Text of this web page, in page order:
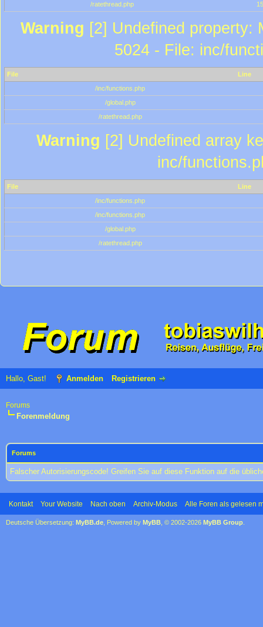
/ratethread.php
15
Warning [2] Undefined property:
5024 - File: inc/
File
Line
/inc/functions.php
/global.php
/ratethread.php
Warning [2] Undefined array
inc/
File
Line
/inc/functions.php
/inc/functions.php
/global.php
/ratethread.php
Hallo, Gast! Anmelden Registrieren
Forums
Forenmeldung
Forums
Falscher Autorisierungscode! Greifen Sie auf diese Funktion auf die
Kontakt Your Website Nach oben Archiv-Modus Alle Foren als gelesen
Deutsche Übersetzung: MyBB.de , Powered by MyBB , © 2002-2026 MyBB Group